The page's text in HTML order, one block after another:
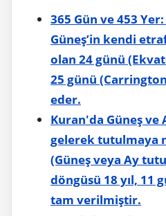
365 Gün ve 453
Güneş’in kendi
olan 24 günü
25 günü
eder.
Kuran'da Güneş ve
gelerek tutulmaya
(Güneş veya Ay
döngüsü 18 yıl, 11
tam verilmiştir.